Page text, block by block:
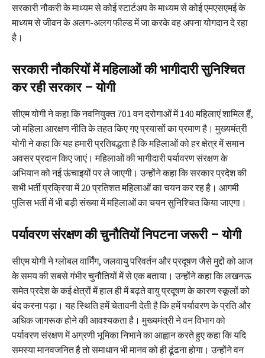
सरकारी नौकरी के माध्यम से कोई स्टार्टअप के माध्यम से कोई एमएसएमई के
माध्यम से जीवन के अलग-अलग फील्ड में जा करके वह अपना योगदान दे रहा
है।
सरकारी नौकरियों में महिलाओं की भागीदारी सुनिश्चित
कर रही सरकार – योगी
सीएम योगी ने कहा कि नवनियुक्त 701 वन दरोगाओं में 140 महिलाएं शामिल हैं,
जो महिला आरक्षण नीति के तहत किए गए प्रयासों का प्रमाण है। मुख्यमंत्री
योगी ने कहा कि यह हमारी प्रतिबद्धता है कि महिलाओं को हर क्षेत्र में समान
अवसर प्रदान किए जाएं। महिलाओं की भागीदारी पर्यावरण संरक्षण के
अभियान को नई ऊंचाइयों पर ले जाएगी। उन्होंने कहा कि सरकार प्रदेश की
सभी भर्ती प्रक्रिया में 20 प्रतिशत महिलाओं का चयन कर रह है। आगमी
पुलिस भर्ती में भी बड़ी संख्या में महिलाओं का चयन सुनिश्चित किया जाएगा।
पर्यावरण संरक्षण की चुनौतियों निपटना जरूरी – योगी
सीएम योगी ने ग्लोबल वार्मिंग, जलवायु परिवर्तन और प्रदूषण जैसे मुद्दों को आज
के समय की सबसे गंभीर चुनौतियों में से एक बताया। उन्होंने कहा कि लखनऊ
समेत प्रदेश के कई क्षेत्रों में हाल ही में बढ़ते वायु प्रदूषण के कारण स्कूलों को
बंद करना पड़ा। यह स्थिति हमें चेतावनी देती है कि हमें पर्यावरण के प्रति और
अधिक जागरूक होने की आवश्यकता है। मुख्यमंत्री ने वन विभाग को
पर्यावरण संरक्षण में अग्रणी भूमिका निभाने का आह्वान करते हुए कहा कि यदि
समस्या मानवजनित है तो समाधान भी मानव को ही ढूंढना होगा। उन्होंने वन